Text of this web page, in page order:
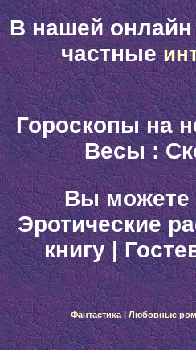
В нашей
частные
Гороскопы на
Весы:
Вы можете
Эротические
книгу|
Фантастика|Любовные